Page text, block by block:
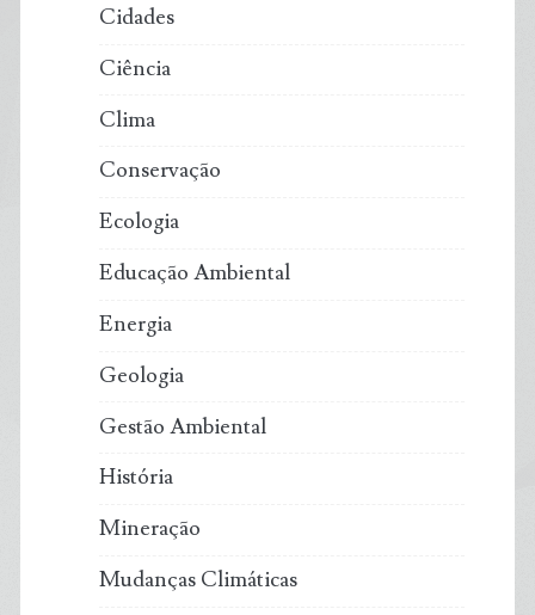
Cidades
Ciência
Clima
Conservação
Ecologia
Educação Ambiental
Energia
Geologia
Gestão Ambiental
História
Mineração
Mudanças Climáticas